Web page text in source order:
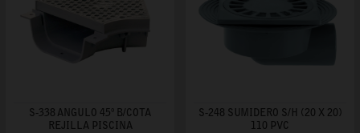
S-338 ANGULO 45º B/COTA
REJILLA PISCINA
S-248 SUMIDERO S/H (20 X 20)
110 PVC